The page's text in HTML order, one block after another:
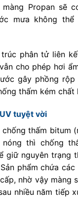
Propan sẽ
mưa không thể
phân tử liên
cho phép hơi
gây phồng
thấm kém chất
tuyệt vời
thấm bitum
thì chống
giữ nguyên trạng
phẩm chứa các
nhờ vậy màng
nhiều năm tiếp